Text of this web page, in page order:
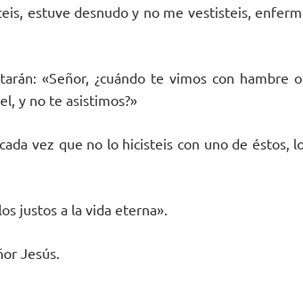
estuve desnudo y no me vestisteis,
«Señor, ¿cuándo te vimos con hambre
y no te asistimos?»
vez que no lo hicisteis con uno de éstos,
justos a la vida eterna».
Jesús.